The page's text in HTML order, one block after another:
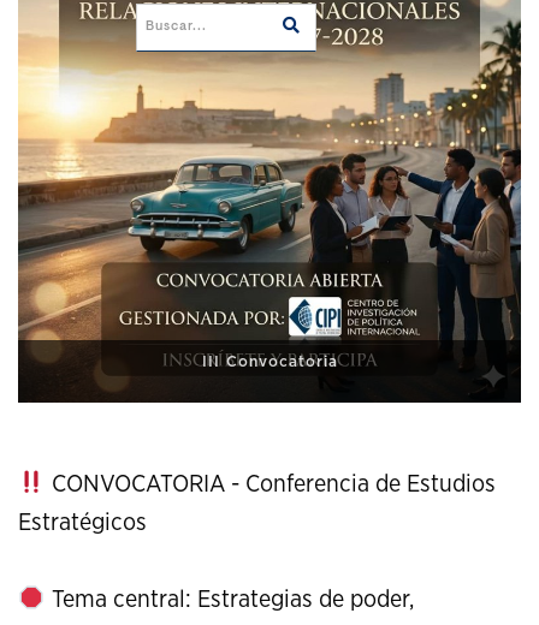
XI Conference on Strategic Studies
CONVOCATORIA - Conferencia de Estudios
Estratégicos
Tema central: Estrategias de poder,